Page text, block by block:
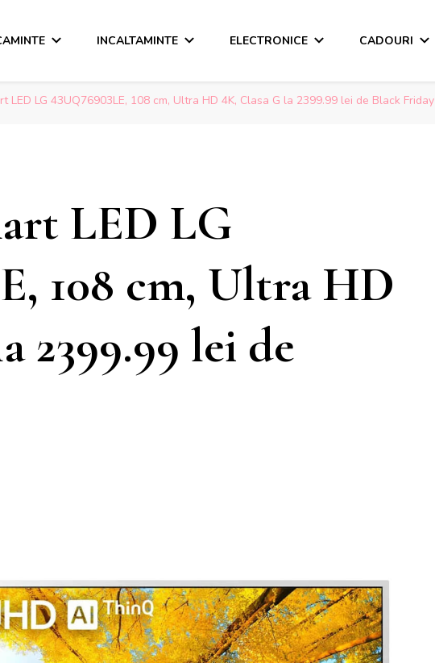
INCALTAMINTE ELECTRONICE CADOURI
LED LG 43UQ76903LE, 108 cm, Ultra HD 4K, Clasa G la 2399.99 lei de Black Friday
LED LG
108 cm, Ultra HD
2399.99 lei de